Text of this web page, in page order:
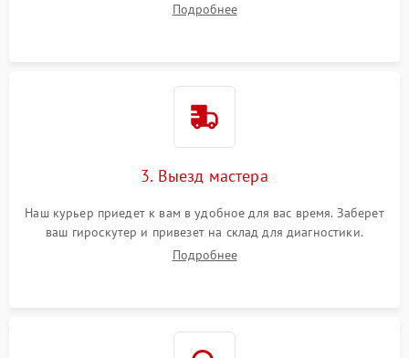
Подробнее
3. Выезд мастера
Наш курьер приедет к вам в удобное для вас время. Заберет
ваш гироскутер и привезет на склад для диагностики.
Подробнее